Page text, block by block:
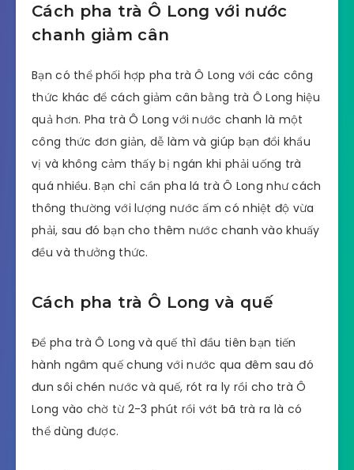
Cách pha trà Ô Long với nước
chanh giảm cân
Bạn có thể phối hợp pha trà Ô Long với các công
thức khác để cách giảm cân bằng trà Ô Long hiệu
quả hơn. Pha trà Ô Long với nước chanh là một
công thức đơn giản, dễ làm và giúp bạn đổi khẩu
vị và không cảm thấy bị ngán khi phải uống trà
quá nhiều. Bạn chỉ cần pha lá trà Ô Long như cách
thông thường với lượng nước ấm có nhiệt độ vừa
phải, sau đó bạn cho thêm nước chanh vào khuấy
đều và thưởng thức.
Cách pha trà Ô Long và quế
Để pha trà Ô Long và quế thì đầu tiên bạn tiến
hành ngâm quế chung với nước qua đêm sau đó
đun sôi chén nước và quế, rót ra ly rồi cho trà Ô
Long vào chờ từ 2-3 phút rồi vớt bã trà ra là có
thể dùng được.